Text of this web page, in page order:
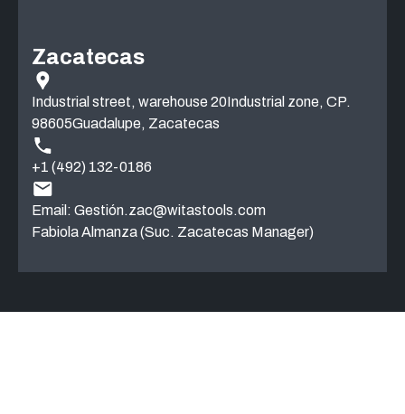
Zacatecas
Industrial street, warehouse 20Industrial zone, CP.
98605Guadalupe, Zacatecas
+1 (492) 132-0186
Email: Gestión.zac@witastools.com
Fabiola Almanza (Suc. Zacatecas Manager)